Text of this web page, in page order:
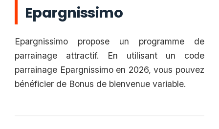
Epargnissimo
Epargnissimo propose un programme de
parrainage attractif. En utilisant un code
parrainage Epargnissimo en 2026, vous pouvez
bénéficier de Bonus de bienvenue variable.